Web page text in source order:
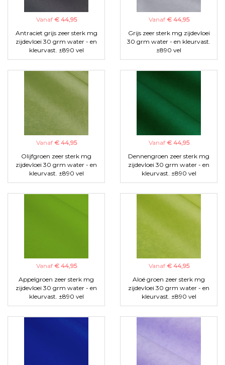
Vanaf € 44,95
Antraciet grijs zeer sterk mg
zijdevloei 30 grm water - en
kleurvast. ±890 vel
Vanaf € 44,95
Grijs zeer sterk mg zijdevloei
30 grm water - en kleurvast.
±890 vel
Vanaf € 44,95
Olijfgroen zeer sterk mg
zijdevloei 30 grm water - en
kleurvast. ±890 vel
Vanaf € 44,95
Dennengroen zeer sterk mg
zijdevloei 30 grm water - en
kleurvast. ±890 vel
Vanaf € 44,95
Appelgroen zeer sterk mg
zijdevloei 30 grm water - en
kleurvast. ±890 vel
Vanaf € 44,95
Aloë groen zeer sterk mg
zijdevloei 30 grm water - en
kleurvast. ±890 vel